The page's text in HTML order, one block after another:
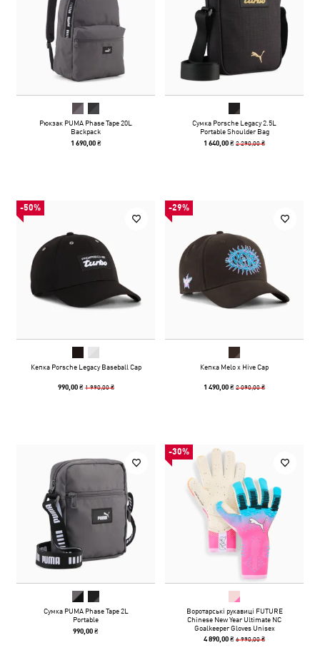
Рюкзак PUMA Phase Tape 20L
Backpack
1 690,00 ₴
Сумка Porsche Legacy 2.5L
Portable Shoulder Bag
1 640,00 ₴2 290,00 ₴
-50%
Кепка Porsche Legacy Baseball Cap
990,00 ₴ 1 990,00 ₴
-29%
Кепка Melo x Hive Cap
1 490,00 ₴2 090,00 ₴
Сумка PUMA Phase Tape 2L
Portable
990,00 ₴
-30%
Воротарські рукавиці FUTURE
Chinese New Year Ultimate NC
Goalkeeper Gloves Unisex
4 890,00 ₴6 990,00 ₴